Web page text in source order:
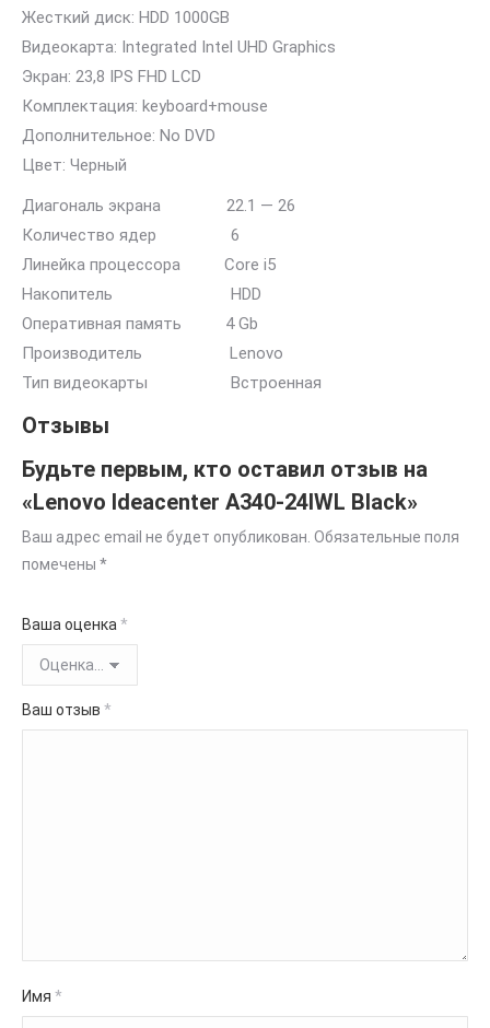
Жесткий диск: HDD 1000GB
Видеокарта: Integrated Intel UHD Graphics
Экран: 23,8 IPS FHD LCD
Комплектация: keyboard+mouse
Дополнительное: No DVD
Цвет: Черный
Диагональ экрана 22.1 — 26
Количество ядер 6
Линейка процессора Core i5
Накопитель HDD
Оперативная память 4 Gb
Производитель Lenovo
Тип видеокарты Встроенная
Отзывы
Будьте первым, кто оставил отзыв на
«Lenovo Ideacenter A340-24IWL Black»
Ваш адрес email не будет опубликован. Обязательные поля
помечены *
Ваша оценка*
Ваш отзыв *
Имя *